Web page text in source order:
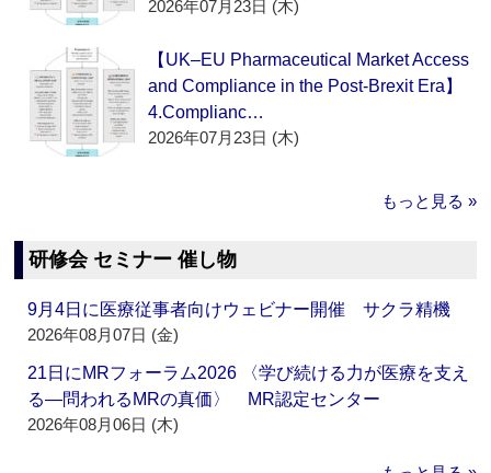
2026年07月23日 (木)
【UK–EU Pharmaceutical Market Access
and Compliance in the Post-Brexit Era】
4.Complianc…
2026年07月23日 (木)
もっと見る »
研修会 セミナー 催し物
9月4日に医療従事者向けウェビナー開催 サクラ精機
2026年08月07日 (金)
21日にMRフォーラム2026 〈学び続ける力が医療を支え
る―問われるMRの真価〉 MR認定センター
2026年08月06日 (木)